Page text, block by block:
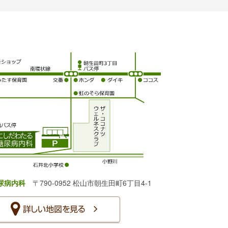
病内科 〒790-0952 松山市朝生田町6丁目4-1
詳しい地図を見る